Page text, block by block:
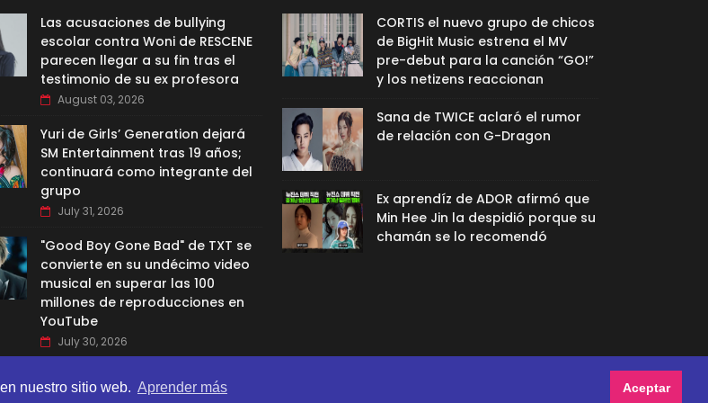
nuestro sitio web. Aprender más Aceptar
Las acusaciones de bullying
escolar contra Woni de RESCENE
parecen llegar a su fin tras el
testimonio de su ex profesora
August 03, 2026
Yuri de Girls’ Generation dejará
SM Entertainment tras 19 años;
continuará como integrante del
grupo
July 31, 2026
"Good Boy Gone Bad" de TXT se
convierte en su undécimo video
musical en superar las 100
millones de reproducciones en
YouTube
July 30, 2026
CORTIS el nuevo grupo de chicos
de BigHit Music estrena el MV
pre-debut para la canción “GO!”
y los netizens reaccionan
Sana de TWICE aclaró el rumor
de relación con G-Dragon
Ex aprendíz de ADOR afirmó que
Min Hee Jin la despidió porque su
chamán se lo recomendó